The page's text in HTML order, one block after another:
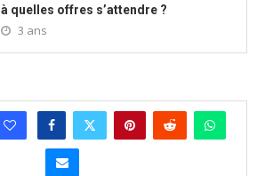
à quelles offres s’attendre ?
3 ans